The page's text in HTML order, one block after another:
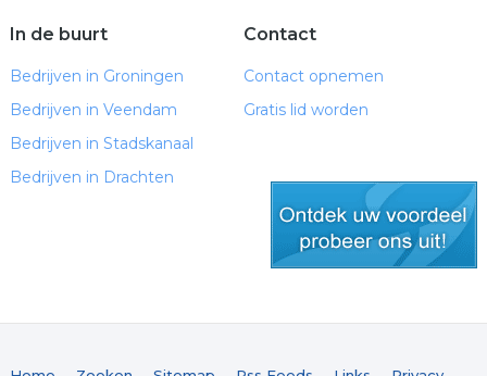
In de buurt
Bedrijven in Groningen
Bedrijven in Veendam
Bedrijven in Stadskanaal
Bedrijven in Drachten
Contact
Contact opnemen
Gratis lid worden